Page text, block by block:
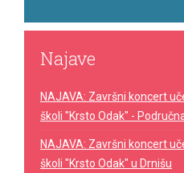
Najave
NAJAVA: Završni koncert
školi "Krsto Odak" -
NAJAVA: Završni koncert
školi "Krsto Odak" u Drnišu